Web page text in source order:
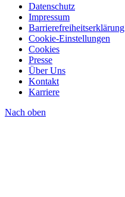
Datenschutz
Impressum
Barrierefreiheitserklärung
Cookie-Einstellungen
Cookies
Presse
Über Uns
Kontakt
Karriere
Nach oben